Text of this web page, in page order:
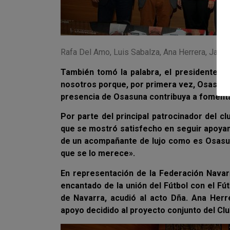
Rafa Del Amo, Luis Sabalza, Ana Herrera,
También tomó la palabra, el presidente
nosotros porque, por primera vez,
presencia de Osasuna contribuya a
Por parte del principal patrocinador del
que se mostró satisfecho en seguir
de un acompañante de lujo como es
que se lo merece».
En representación de la Federación
encantado de la unión del Fútbol con el
de Navarra, acudió al acto Dña. Ana
apoyo decidido al proyecto conjunto del